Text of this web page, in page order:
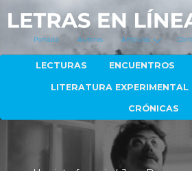
Portada Autores Artículos
LECTURAS ENCUENTROS
LITERATURA EXPERIMENTAL
CRÓNICAS